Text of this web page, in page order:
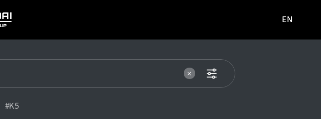
사이트로
EN
#K5